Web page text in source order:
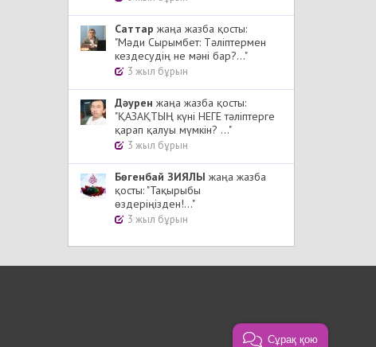
Cаттар жаңа жазба қосты:
"Мәди Сырымбет: Тәліптермен
кездесудің не мәні бар?..."
3 жыл бұрын
Дәурен жаңа жазба қосты:
"ҚАЗАҚТЫҢ күні НЕГЕ тәліптерге
қарап қалуы мүмкін? ..."
3 жыл бұрын
Бөгенбай ЗИЯЛЫ жаңа жазба
қосты: "Тақырыбы
өздеріңізден!..."
3 жыл бұрын
Сұрақ қою